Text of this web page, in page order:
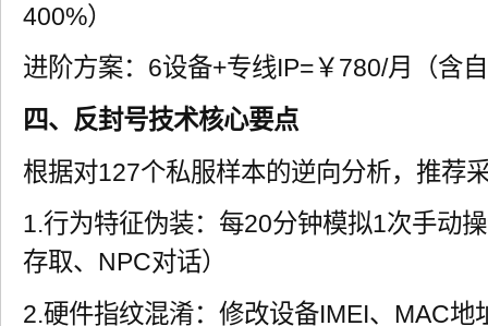
400%）
进阶方案：6设备+专线IP=￥780/月（含
四、反封号技术核心要点
根据对127个私服样本的逆向分析，推荐
1.行为特征伪装：每20分钟模拟1次手动
存取、NPC对话）
2.硬件指纹混淆：修改设备IMEI、MAC地